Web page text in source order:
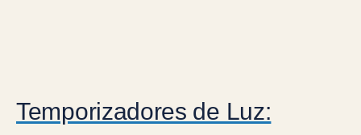
Temporizadores de Luz: